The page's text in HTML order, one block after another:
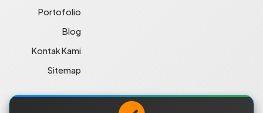
Portofolio
Blog
Kontak Kami
Sitemap